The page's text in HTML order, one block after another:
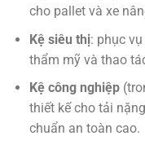
cho pallet và xe
Kệ siêu thị: phục
thẩm mỹ và thao
Kệ công nghiệp
thiết kế cho tải
chuẩn an toàn cao.